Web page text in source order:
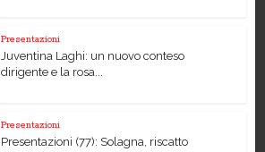
Presentazioni
Juventina Laghi: un nuovo conteso
dirigente e la rosa...
Presentazioni
Presentazioni (77): Solagna, riscatto